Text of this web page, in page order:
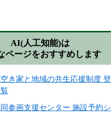
AI(人工知能)は
ページをおすすめします
き家と地域の共生応援制度 登
参画支援センター 施設予約シ